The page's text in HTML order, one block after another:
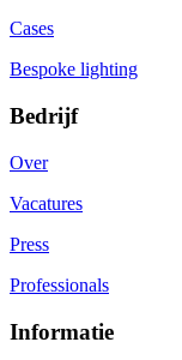
Cases
Bespoke lighting
Bedrijf
Over
Vacatures
Press
Professionals
Informatie